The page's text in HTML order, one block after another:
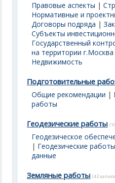
Правовые аспекты |
Нормативные и
Договоры подряда |
Субъекты
Государственный
на территории г.Москва
Недвижимость
Подготовительные
Общие рекомендации |
работы
Геодезические работы
Геодезическое
| Геодезические работы
данные
Земляные работы (43